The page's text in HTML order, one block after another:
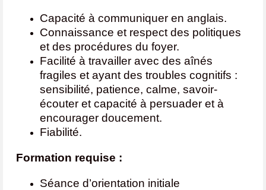
Capacité à communiquer en anglais.
Connaissance et respect des politiques
et des procédures du foyer.
Facilité à travailler avec des aînés
fragiles et ayant des troubles cognitifs :
sensibilité, patience, calme, savoir-
écouter et capacité à persuader et à
encourager doucement.
Fiabilité.
Formation requise :
Séance d’orientation initiale